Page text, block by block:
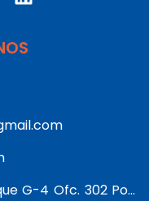
Calle 5 Sur No. 78 L-81 Bloque G-4 Ofc. 302 Portería 1 Banderas - Kennedy